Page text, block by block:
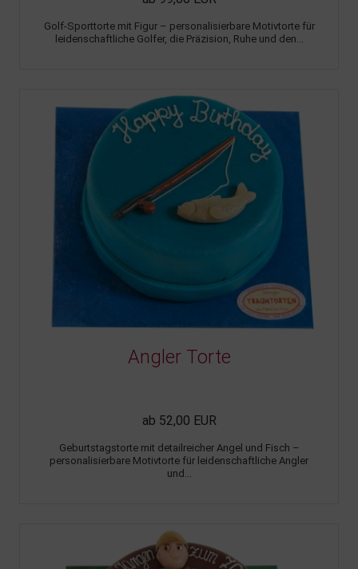
Golf-Sporttorte mit Figur – personalisierbare Motivtorte für
leidenschaftliche Golfer, die Präzision, Ruhe und den...
Angler Torte
ab 52,00 EUR
Geburtstagstorte mit detailreicher Angel und Fisch –
personalisierbare Motivtorte für leidenschaftliche Angler
und...